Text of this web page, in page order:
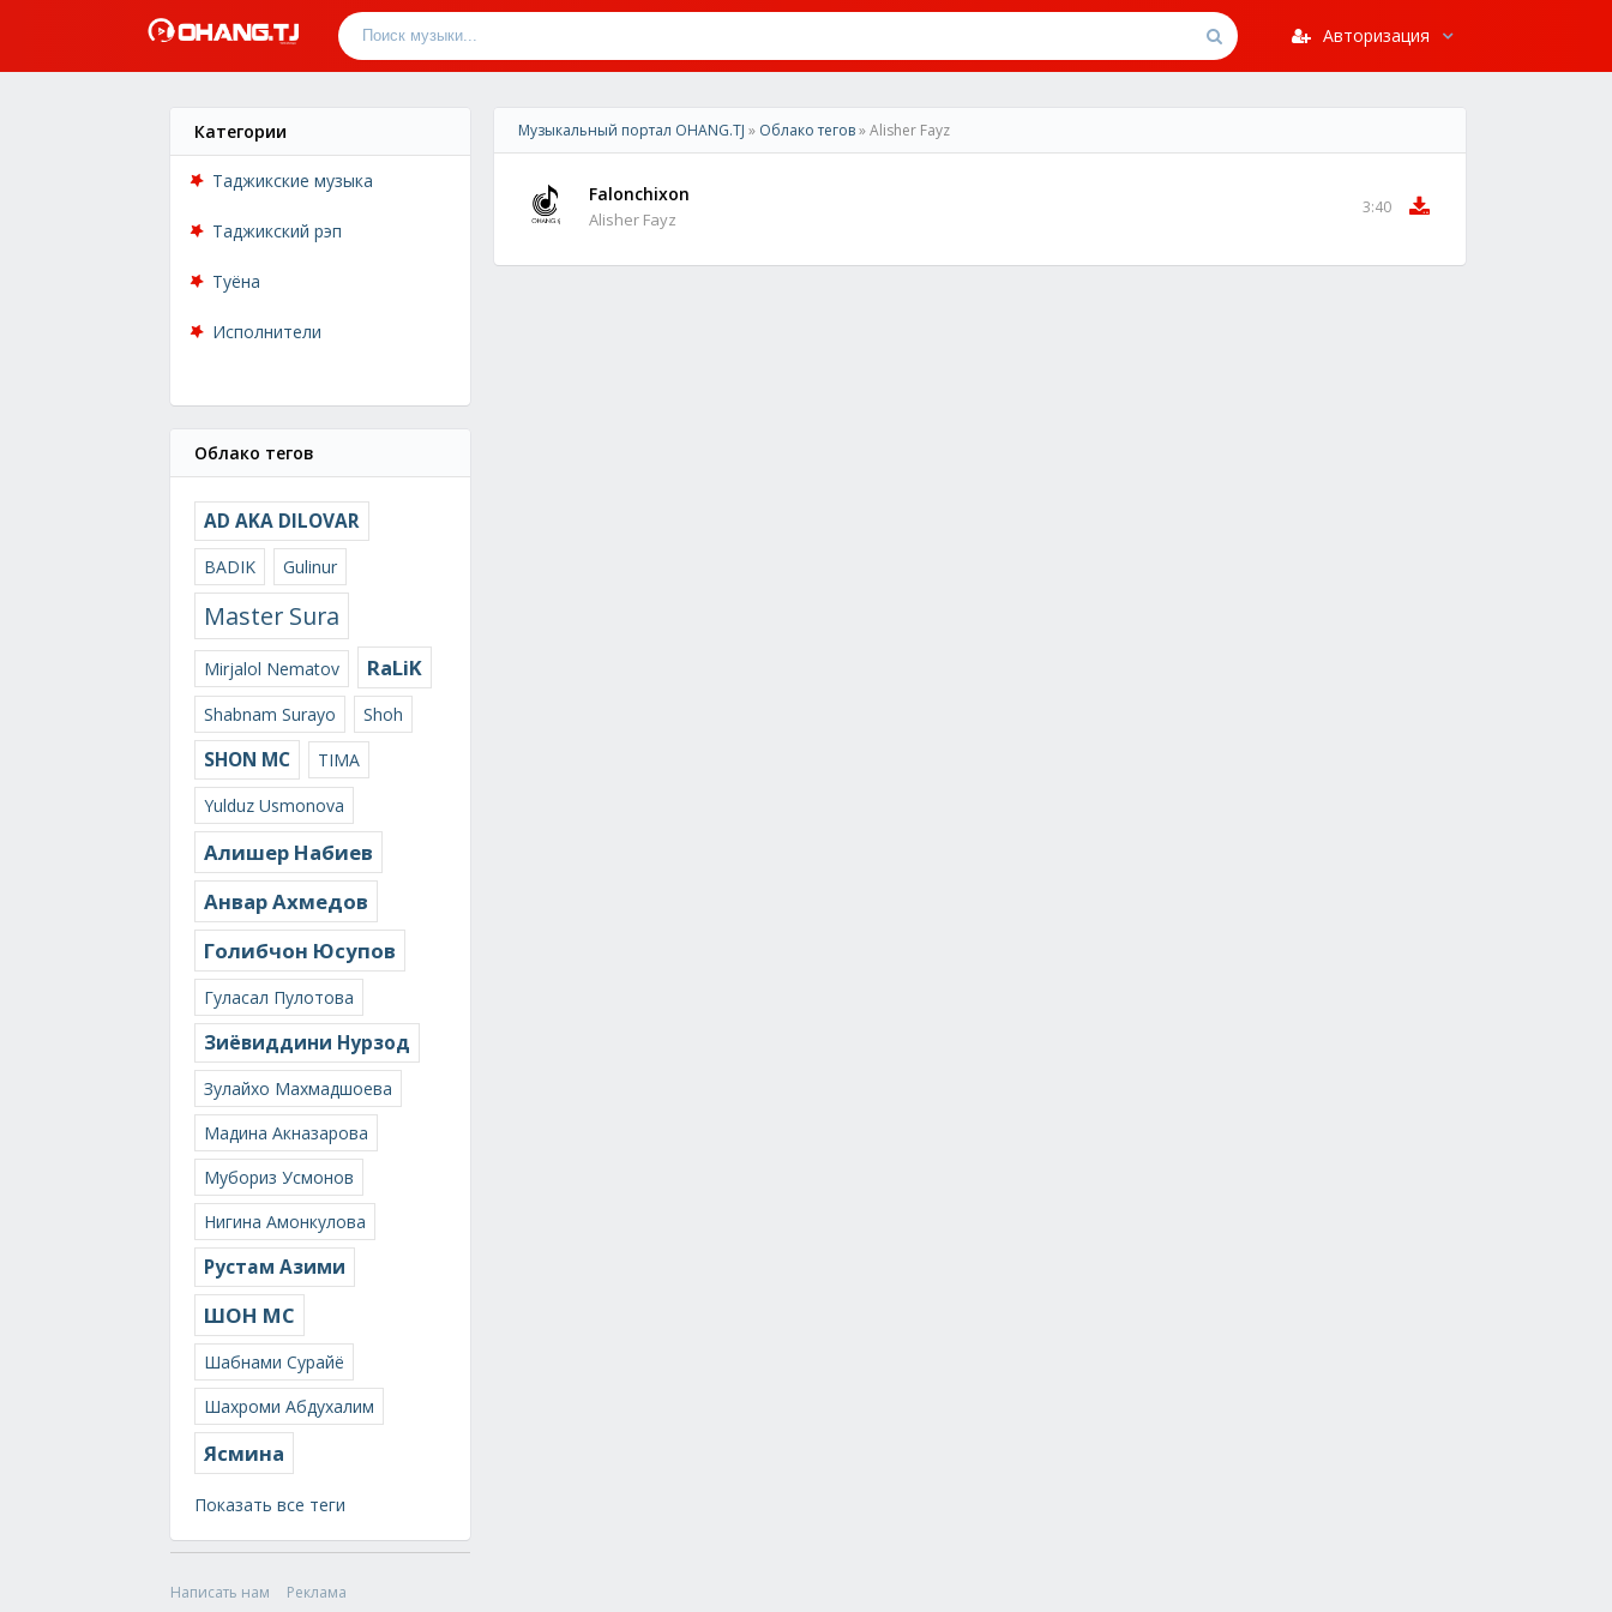
Авторизация
Категории
Таджикские музыка
Таджикский рэп
Туёна
Исполнители
Облако тегов
AD AKA DILOVAR
BADIK Gulinur
Master Sura
Mirjalol Nematov RaLiK
Shabnam Surayo Shoh
SHON MC
TIMA
Yulduz Usmonova
Алишер Набиев
Анвар Ахмедов
Голибчон Юсупов
Гуласал Пулотова
Зиёвиддини Нурзод
Зулайхо Махмадшоева
Мадина Акназарова
Мубориз Усмонов
Нигина Амонкулова
Рустам Азими
ШОН МС
Шабнами Сурайё
Шахроми Абдухалим
Ясмина
Показать все теги
Написать нам
Реклама
Музыкальный портал OHANG.TJ » Облако тегов» Alisher Fayz
Falonchixon
Alisher Fayz
3:40